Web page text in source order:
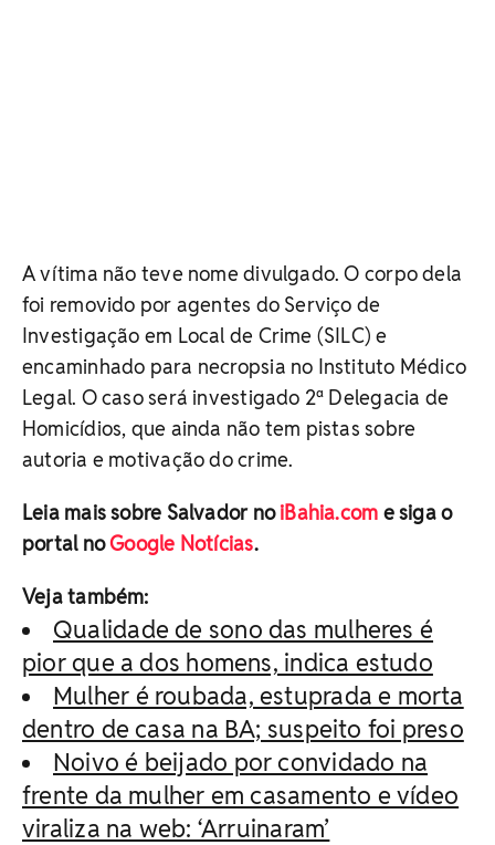
A vítima não teve nome divulgado. O corpo dela
foi removido por agentes do Serviço de
Investigação em Local de Crime (SILC) e
encaminhado para necropsia no Instituto Médico
Legal. O caso será investigado 2ª Delegacia de
Homicídios, que ainda não tem pistas sobre
autoria e motivação do crime.
Leia mais sobre Salvador noiBahia.com e siga o
portal noGoogle Notícias.
Veja também:
Qualidade de sono das mulheres é
pior que a dos homens, indica estudo
Mulher é roubada, estuprada e morta
dentro de casa na BA; suspeito foi preso
Noivo é beijado por convidado na
frente da mulher em casamento e vídeo
viraliza na web: ‘Arruinaram’